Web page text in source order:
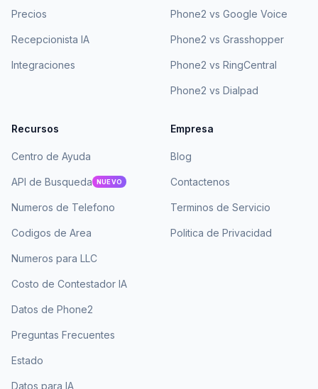
Precios
Recepcionista IA
Integraciones
Phone2 vs Google Voice
Phone2 vs Grasshopper
Phone2 vs RingCentral
Phone2 vs Dialpad
Recursos
Centro de Ayuda
API de Busqueda NUEVO
Numeros de Telefono
Codigos de Area
Numeros para LLC
Costo de Contestador IA
Datos de Phone2
Preguntas Frecuentes
Estado
Datos para IA
Empresa
Blog
Contactenos
Terminos de Servicio
Politica de Privacidad